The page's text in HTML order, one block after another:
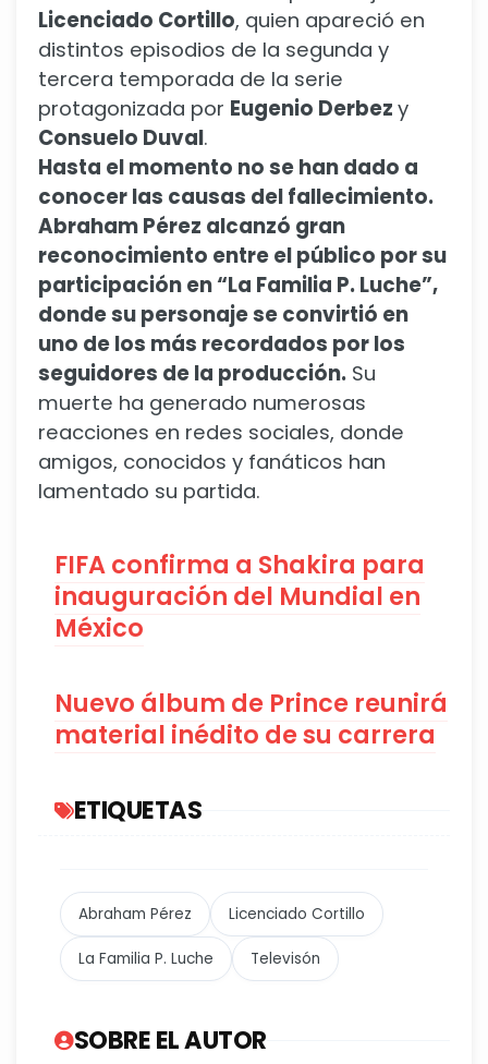
Licenciado Cortillo, quien apareció en
distintos episodios de la segunda y
tercera temporada de la serie
protagonizada por Eugenio Derbez y
Consuelo Duval.
Hasta el momento no se han dado a
conocer las causas del fallecimiento.
Abraham Pérez alcanzó gran
reconocimiento entre el público por su
participación en “La Familia P. Luche”,
donde su personaje se convirtió en
uno de los más recordados por los
seguidores de la producción. Su
muerte ha generado numerosas
reacciones en redes sociales, donde
amigos, conocidos y fanáticos han
lamentado su partida.
FIFA confirma a Shakira para
inauguración del Mundial en
México
Nuevo álbum de Prince reunirá
material inédito de su carrera
ETIQUETAS
Abraham Pérez Licenciado Cortillo
La Familia P. Luche Televisón
SOBRE EL AUTOR